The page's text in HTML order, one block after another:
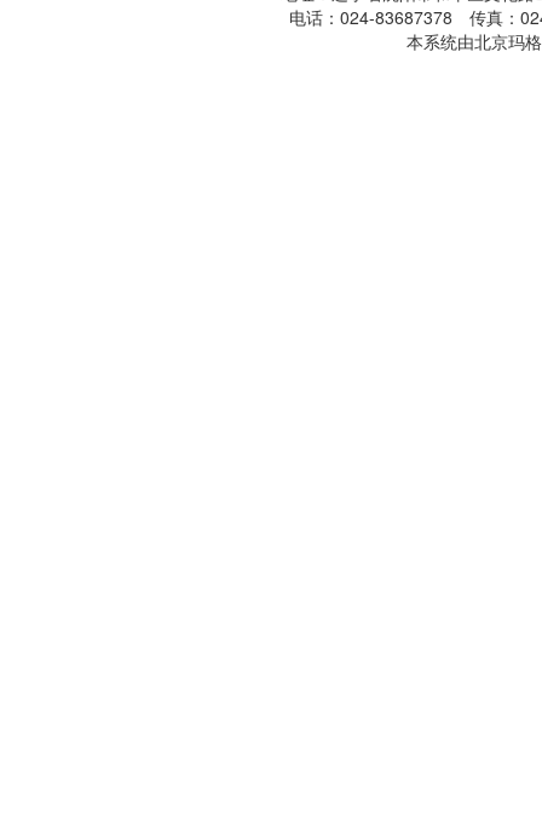
电话：024-83687378 传真：
本系统由北京玛